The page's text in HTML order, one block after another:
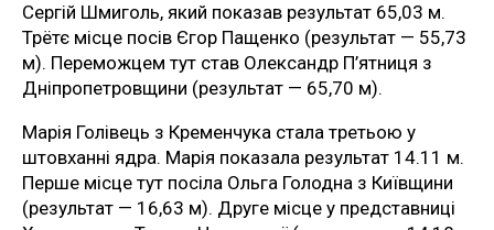
Сергій Шмиголь, який показав результат 65,03 м.
Трётє місце посів Єгор Пащенко (результат — 55,73
м). Переможцем тут став Олександр П’ятниця з
Дніпропетровщини (результат — 65,70 м).
Марія Голівець з Кременчука стала третьою у
штовханні ядра. Марія показала результат 14.11 м.
Перше місце тут посіла Ольга Голодна з Київщини
(результат — 16,63 м). Друге місце у представниці